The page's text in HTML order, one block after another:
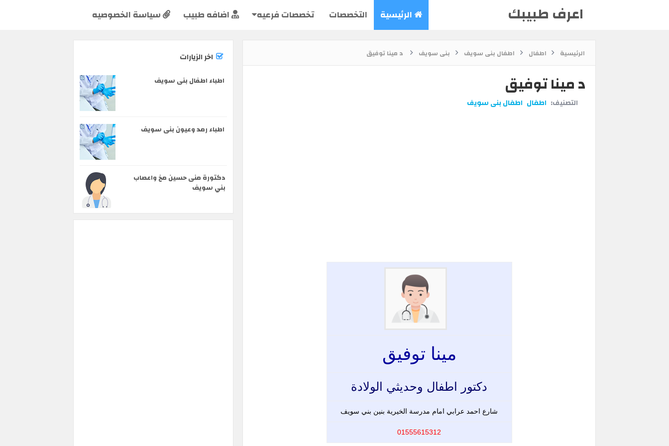
اعرف طبيبك الرئيسية التخصصات تخصصات فرعيه اضافه طبيب سياسة الخصوصيه
الرئيسية اطفال اطفال بنى سويف بنى سويف د مينا توفيق
د مينا توفيق
التصنيف: اطفال اطفال بنى سويف
مينا توفيق
دكتور اطفال وحديثي الولادة
شارع احمد عرابي امام مدرسة الخيرية بنين بني سويف
01555615312
اخر الزيارات
اطباء اطفال بنى سويف
اطباء رمد وعيون بنى سويف
دكتورة منى حسين مخ واعصاب
بني سويف